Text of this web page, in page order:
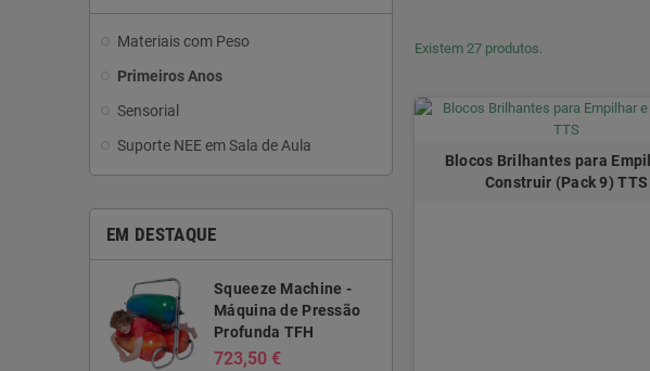
Materiais com Peso
Primeiros Anos
Sensorial
Suporte NEE em Sala de Aula
EM DESTAQUE
Squeeze Machine -
Máquina de Pressão
Profunda TFH
723,50 €
Existem 27 produtos.
Blocos Brilhantes para
Construir (Pack 9) TTS